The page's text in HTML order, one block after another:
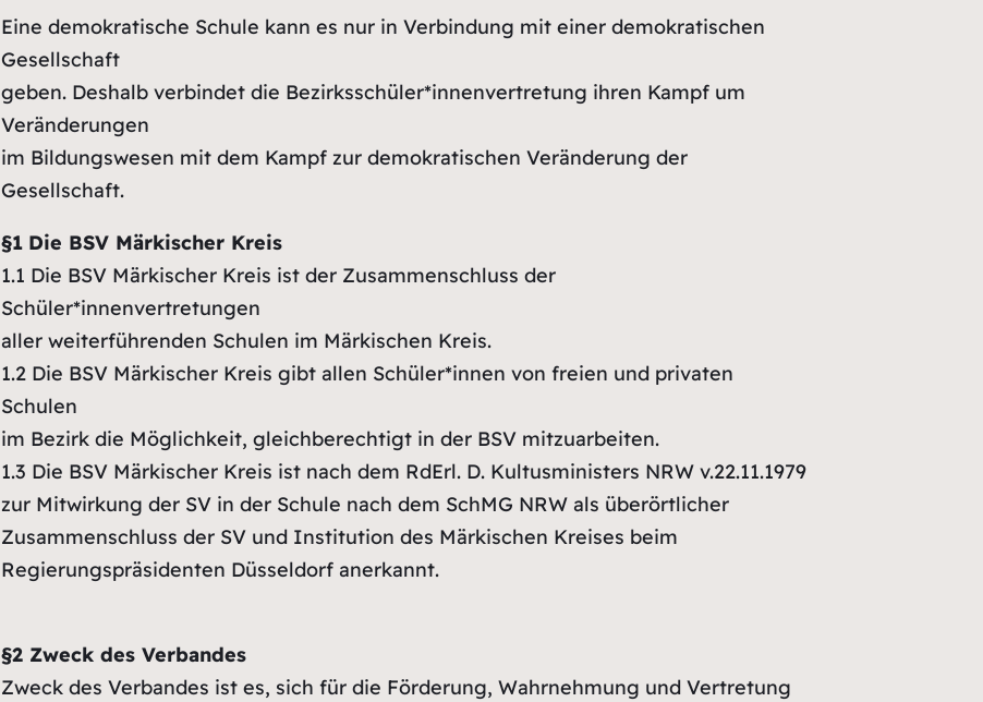
Eine demokratische Schule kann es nur in Verbindung mit einer demokratischen
Gesellschaft
geben. Deshalb verbindet die Bezirksschüler*innenvertretung ihren Kampf um
Veränderungen
im Bildungswesen mit dem Kampf zur demokratischen Veränderung der
Gesellschaft.
§1 Die BSV Märkischer Kreis
1.1 Die BSV Märkischer Kreis ist der Zusammenschluss der
Schüler*innenvertretungen
aller weiterführenden Schulen im Märkischen Kreis.
1.2Die BSV Märkischer Kreis gibt allen Schüler*innen von freien und privaten
Schulen
im Bezirk die Möglichkeit, gleichberechtigt in der BSV mitzuarbeiten.
1.3 Die BSV Märkischer Kreis ist nach dem RdErl. D. Kultusministers NRW v.22.11.1979
zur Mitwirkung der SV in der Schule nach dem SchMG NRW als überörtlicher
Zusammenschluss der SV und Institution des Märkischen Kreises beim
Regierungspräsidenten Düsseldorf anerkannt.
§2 Zweck des Verbandes
Zweck des Verbandes ist es, sich für die Förderung, Wahrnehmung und Vertretung